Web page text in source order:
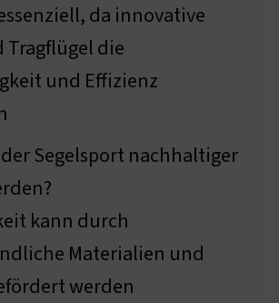
da innovative
Tragflügel die
und Effizienz
Segelsport nachhaltiger
kann durch
Materialien und
werden